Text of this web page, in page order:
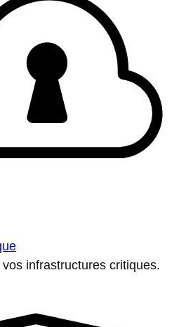
infrastructures critiques.